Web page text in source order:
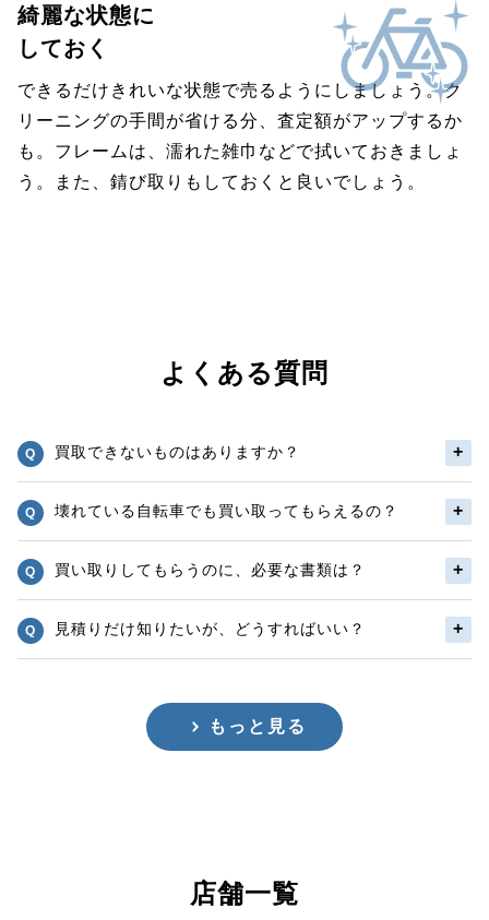
綺麗な状態に
しておく
できるだけきれいな状態で売るようにしましょう。ク
リーニングの手間が省ける分、査定額がアップするか
も。フレームは、濡れた雑巾などで拭いておきましょ
う。また、錆び取りもしておくと良いでしょう。
よくある質問
買取できないものはありますか？
壊れている自転車でも買い取ってもらえるの？
買い取りしてもらうのに、必要な書類は？
見積りだけ知りたいが、どうすればいい？
もっと見る
店舗一覧